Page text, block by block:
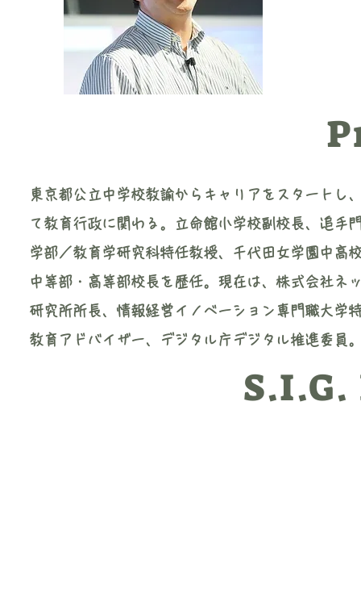
東京都公立中学校教諭からキャリアをスタートし
て教育行政に関わる。立命館小学校副校長、追手
学部／教育学研究科特任教授、千代田女学園中高
中等部・高等部校長を歴任。現在は、株式会社ネ
研究所所長、情報経営イノベーション専門職大学
教育アドバイザー、デジタル庁デジタル推進委員